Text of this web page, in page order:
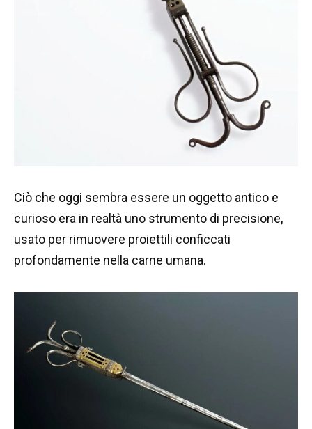
Ciò che oggi sembra essere un oggetto antico e
curioso era in realtà uno strumento di precisione,
usato per rimuovere proiettili conficcati
profondamente nella carne umana.